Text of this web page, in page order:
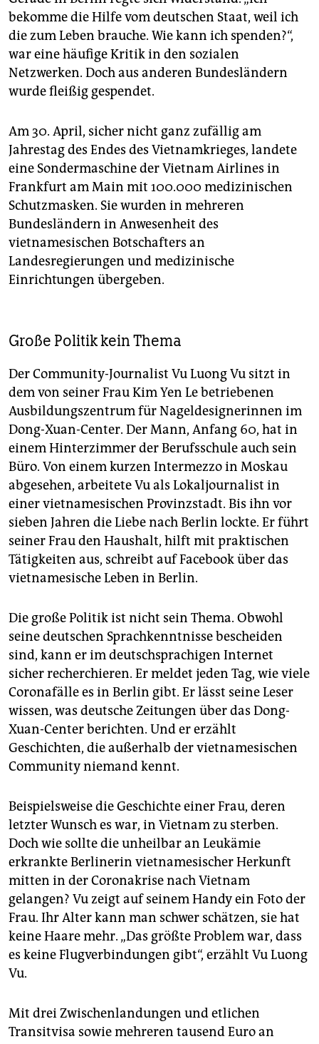
bekomme die Hilfe vom deutschen Staat, weil ich
die zum Leben brauche. Wie kann ich spenden?“,
war eine häufige Kritik in den sozialen
Netzwerken. Doch aus anderen Bundesländern
wurde fleißig gespendet.
Am 30. April, sicher nicht ganz zufällig am
Jahrestag des Endes des Vietnamkrieges, landete
eine Sondermaschine der Vietnam Airlines in
Frankfurt am Main mit 100.000 medizinischen
Schutzmasken. Sie wurden in mehreren
Bundesländern in Anwesenheit des
vietnamesischen Botschafters an
Landesregierungen und medizinische
Einrichtungen übergeben.
Große Politik kein Thema
Der Community-Journalist Vu Luong Vu sitzt in
dem von seiner Frau Kim Yen Le betriebenen
Ausbildungszentrum für Nageldesignerinnen im
Dong-Xuan-Center. Der Mann, Anfang 60, hat in
einem Hinterzimmer der Berufsschule auch sein
Büro. Von einem kurzen Intermezzo in Moskau
abgesehen, arbeitete Vu als Lokaljournalist in
einer vietnamesischen Provinzstadt. Bis ihn vor
sieben Jahren die Liebe nach Berlin lockte. Er führt
seiner Frau den Haushalt, hilft mit praktischen
Tätigkeiten aus, schreibt auf Facebook über das
vietnamesische Leben in Berlin.
Die große Politik ist nicht sein Thema. Obwohl
seine deutschen Sprachkenntnisse bescheiden
sind, kann er im deutschsprachigen Internet
sicher recherchieren. Er meldet jeden Tag, wie viele
Coronafälle es in Berlin gibt. Er lässt seine Leser
wissen, was deutsche Zeitungen über das Dong-
Xuan-Center berichten. Und er erzählt
Geschichten, die außerhalb der vietnamesischen
Community niemand kennt.
Beispielsweise die Geschichte einer Frau, deren
letzter Wunsch es war, in Vietnam zu sterben.
Doch wie sollte die unheilbar an Leukämie
erkrankte Berlinerin vietnamesischer Herkunft
mitten in der Coronakrise nach Vietnam
gelangen? Vu zeigt auf seinem Handy ein Foto der
Frau. Ihr Alter kann man schwer schätzen, sie hat
keine Haare mehr. „Das größte Problem war, dass
es keine Flugverbindungen gibt“, erzählt Vu Luong
Vu.
Mit drei Zwischenlandungen und etlichen
Transitvisa sowie mehreren tausend Euro an